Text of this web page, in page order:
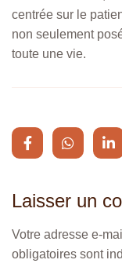
centrée sur le
non seulement
toute une vie.
Laisser un
Votre adresse e-
obligatoires sont
Alternative: